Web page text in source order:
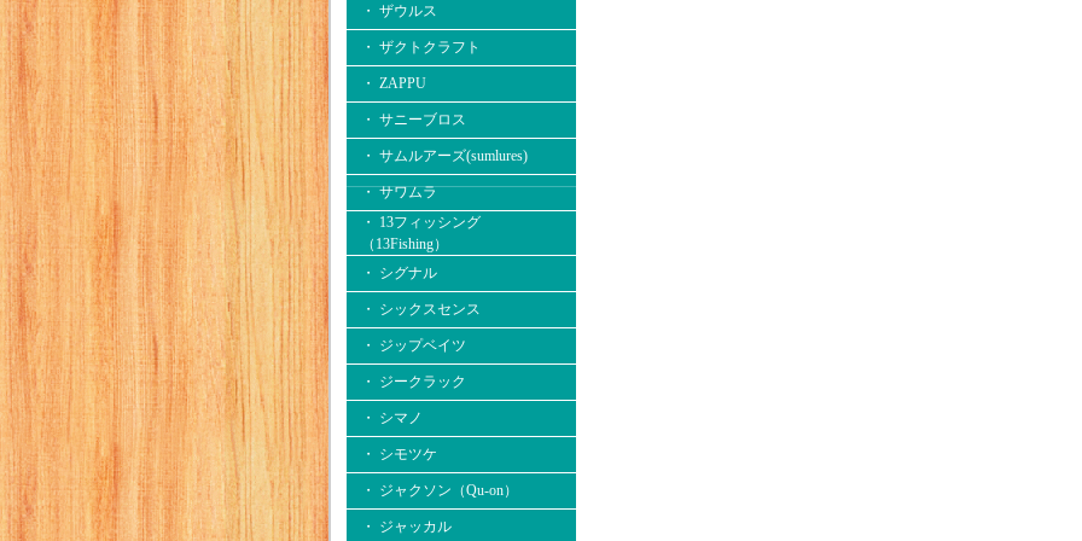
・ ザウルス
・ ザクトクラフト
・ ZAPPU
・ サニーブロス
・ サムルアーズ(sumlures)
・ サワムラ
・ 13フィッシング
（13Fishing）
・ シグナル
・ シックスセンス
・ ジップベイツ
・ ジークラック
・ シマノ
・ シモツケ
・ ジャクソン（Qu-on）
・ ジャッカル